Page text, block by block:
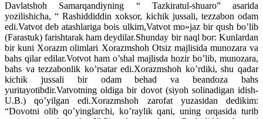
Davlatshoh Samarqandiyning “ Tazkiratul-shuaro” asarida
yozilishicha, “ Rashiddiddin xoksor, kichik jussali, tezzabon odam
edi.Vatvot deb atashlariga bois ulkim,Vatvot mo»jaz bir qush bo’lib
(Farastuk) farishtarak ham deydilar.Shunday bir naql bor: Kunlardan
bir kuni Xorazm olimlari Xorazmshoh Otsiz majlisida munozara va
bahs qilar edilar.Votvot ham o’shal majlisda hozir bo’lib, munozara,
bahs va tezzabonlik ko’rsatar edi.Xorazmshoh ko’rdiki, shu qadar
kichik jussali bir odam behad va beandoza bahs
yuritayotibdir.Vatvotning oldiga bir dovot (siyoh solinadigan idish-
U.B.) qo’yilgan edi.Xorazmshoh zarofat yuzasidan dedikim:
“Dovotni olib qo’yinglarchi, ko’raylik qani, uning orqasida turib